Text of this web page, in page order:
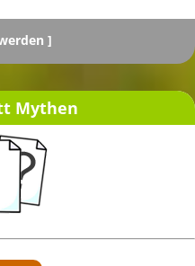
]
]
Mythen